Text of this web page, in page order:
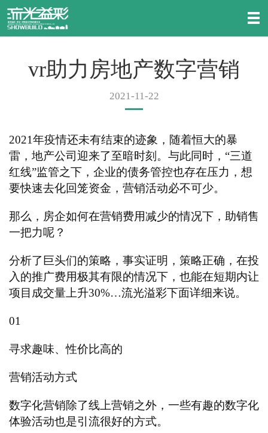
vr助力房地产数字营销
2021-11-22
2021年疫情还未有结束的迹象，随着恒大的暴
雷，地产公司迎来了至暗时刻。 与此同时， “三道
红线”监管之下，企业的债务管控也存在压力，想
要快速去化回笼资金，营销活动必不可少。
那么，房企如何在营销费用减少的情况下，助销售
一把力呢？
分析了巨头们的策略，事实证明，策略正确，在投
入的推广费用极其有限的情况下，也能在短期内让
项目成交量上升30%…流光溢彩下面详细来说。
01
寻求趣味、性价比高的
营销活动方式
数字化营销除了线上营销之外，一些有趣的数字化
体验活动也是引流很好的方式。